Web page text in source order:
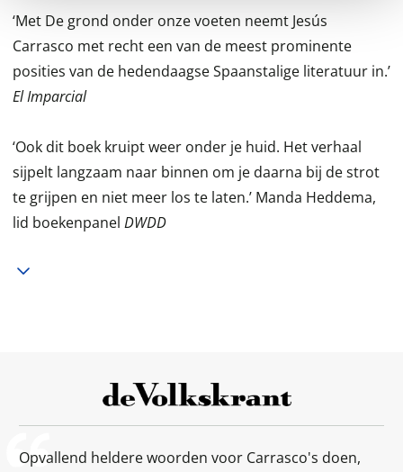
‘Met De grond onder onze voeten neemt Jesús
Carrasco met recht een van de meest prominente
posities van de hedendaagse Spaanstalige literatuur in.’
El Imparcial
‘Ook dit boek kruipt weer onder je huid. Het verhaal
sijpelt langzaam naar binnen om je daarna bij de strot
te grijpen en niet meer los te laten.’ Manda Heddema,
lid boekenpanel DWDD
Opvallend heldere woorden voor Carrasco's doen,